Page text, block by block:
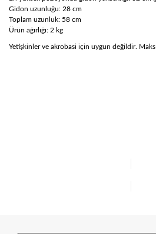
Gidon uzunluğu: 28 cm
Toplam uzunluk: 58 cm
Ürün ağırlığı: 2 kg
Yetişkinler ve akrobasi için uygun değildir. Maks
Ürün açıklamasında eksik bilgiler